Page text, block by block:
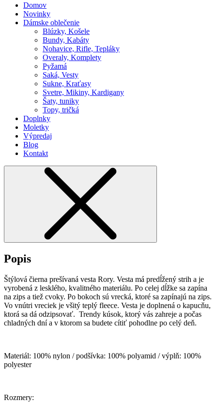
Domov
Novinky
Dámske oblečenie
Blúzky, Košele
Bundy, Kabáty
Nohavice, Rifle, Tepláky
Overaly, Komplety
Pyžamá
Saká, Vesty
Sukne, Kraťasy
Svetre, Mikiny, Kardigany
Šaty, tuniky
Topy, tričká
Doplnky
Moletky
Výpredaj
Blog
Kontakt
Popis
Štýlová čierna prešívaná vesta Rory. Vesta má predĺžený strih a je
vyrobená z lesklého, kvalitného materiálu. Po celej dĺžke sa zapína
na zips a tiež cvoky. Po bokoch sú vrecká, ktoré sa zapínajú na zips.
Vo vnútri vreciek je všitý teplý fleece. Vesta je doplnená o kapucňu,
ktorá sa dá odzipsovať. Trendy kúsok, ktorý vás zahreje a počas
chladných dní a v ktorom sa budete cítiť pohodlne po celý deň.
Materiál: 100% nylon / podšívka: 100% polyamid / výplň: 100%
polyester
Rozmery: